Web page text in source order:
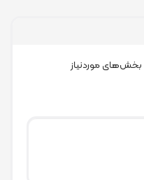
بخش‌های موردنیاز